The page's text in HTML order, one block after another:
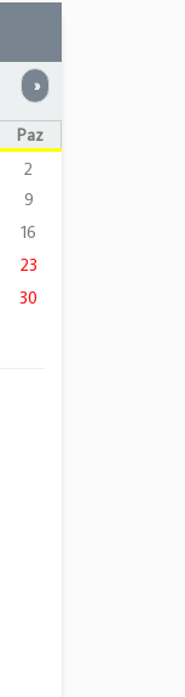
»Sonraki
Paz
2
9
16
23
30